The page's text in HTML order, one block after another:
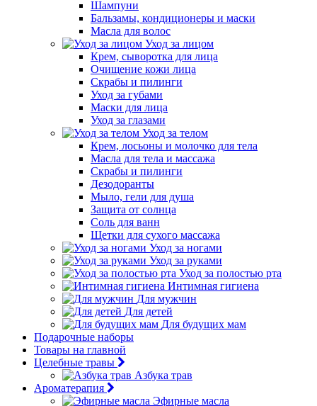
Шампуни
Бальзамы, кондиционеры и маски
Масла для волос
Уход за лицом
Крем, сыворотка для лица
Очищение кожи лица
Скрабы и пилинги
Уход за губами
Маски для лица
Уход за глазами
Уход за телом
Крем, лосьоны и молочко для тела
Масла для тела и массажа
Скрабы и пилинги
Дезодоранты
Мыло, гели для душа
Защита от солнца
Соль для ванн
Щетки для сухого массажа
Уход за ногами
Уход за руками
Уход за полостью рта
Интимная гигиена
Для мужчин
Для детей
Для будущих мам
Подарочные наборы
Товары на главной
Целебные травы
Азбука трав
Ароматерапия
Эфирные масла